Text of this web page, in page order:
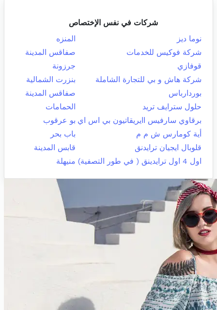
شركات في نفس الإختصاص
نوما ديز
المنزه
شركة فوكيس للخدمات
صفاقس المدينة
قوفازي
جرزونة
شركة هاش و بي للتجارة الشاملة
بنزرت الشمالية
بوردارباس
صفاقس المدينة
حلول سترايف تريد
الحمامات
برقاوي سارفيس اايريقاتيون بي اس اي بو عرقوب
أية كومارس ش م م
باب بحر
قلوبال ايجيان ترايدنق
قابس المدينة
اول 4 اول ترايدينق ( في طور التصفية)
منيهلة